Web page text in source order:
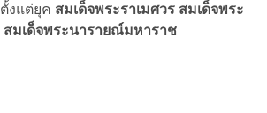
ตั้งแต่ยุค สมเด็จพระราเมศวร สมเด็จพระ
สมเด็จพระนารายณ์มหาราช